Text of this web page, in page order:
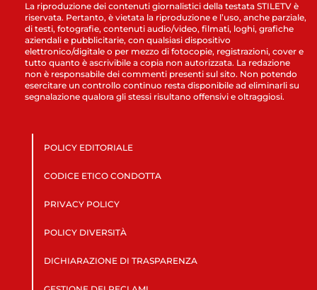
La riproduzione dei contenuti giornalistici della testata STILETV è
riservata. Pertanto, è vietata la riproduzione e l’uso, anche parziale,
di testi, fotografie, contenuti audio/video, filmati, loghi, grafiche
aziendali e pubblicitarie, con qualsiasi dispositivo
elettronico/digitale o per mezzo di fotocopie, registrazioni, cover e
tutto quanto è ascrivibile a copia non autorizzata. La redazione
non è responsabile dei commenti presenti sul sito. Non potendo
esercitare un controllo continuo resta disponibile ad eliminarli su
segnalazione qualora gli stessi risultano offensivi e oltraggiosi.
POLICY EDITORIALE
CODICE ETICO CONDOTTA
PRIVACY POLICY
POLICY DIVERSITÀ
DICHIARAZIONE DI TRASPARENZA